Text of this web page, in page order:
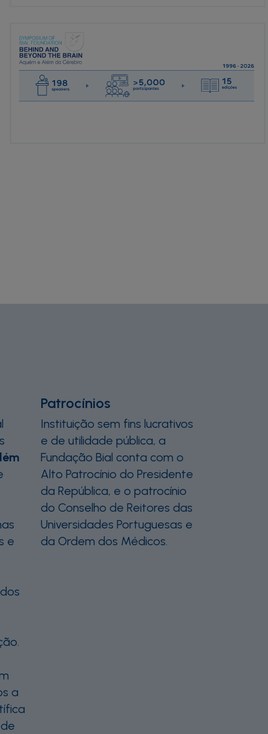
e
a
Patrocínios
Instituição sem fins lucrativos
e de utilidade pública, a
Fundação Bial conta com o
Alto Patrocínio do Presidente
da República, e o patrocínio
do Conselho de Reitores das
Universidades Portuguesas e
da Ordem dos Médicos.